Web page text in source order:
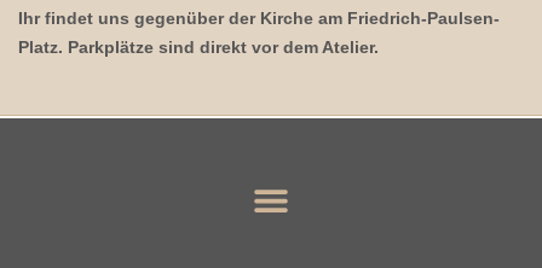
Ihr findet uns gegenüber der Kirche am Friedrich-Paulsen-
Platz. Parkplätze sind direkt vor dem Atelier.